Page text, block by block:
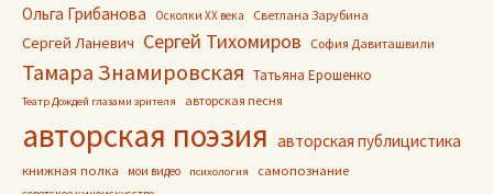
Ольга Грибанова Осколки ХХ века Светлана Зарубина
Сергей Ланевич Сергей Тихомиров София Давиташвили
Тамара Знамировская Татьяна Ерошенко
Театр Дождей глазами зрителя авторская песня
авторская поэзия авторская публицистика
книжная полка мои видео психология самопознание